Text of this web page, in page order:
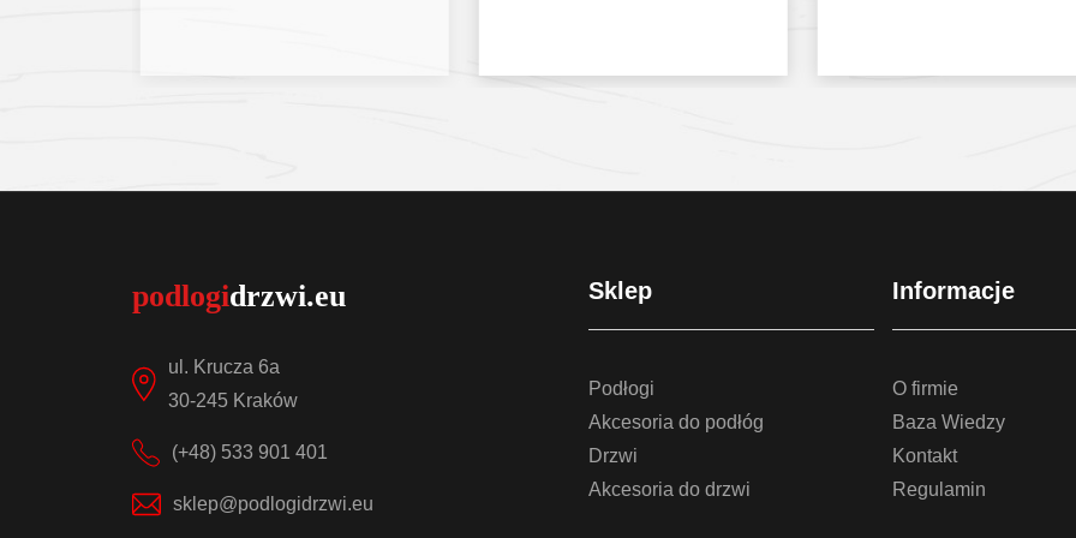
ul. Krucza 6a
30-245 Kraków
(+48) 533 901 401
sklep@podlogidrzwi.eu
Sklep
Podłogi
Akcesoria do podłóg
Drzwi
Akcesoria do drzwi
Informacje
O firmie
Baza Wiedzy
Kontakt
Regulamin